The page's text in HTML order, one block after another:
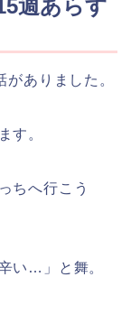
週あらす
ありました。
す。
ちへ行こう
い…」と舞。